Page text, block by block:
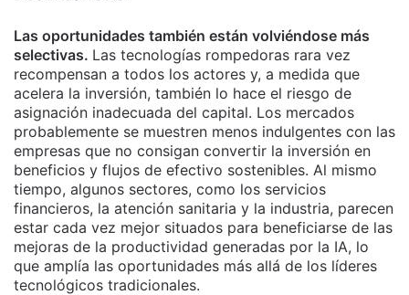
Las oportunidades también están volviéndose más
selectivas. Las tecnologías rompedoras rara vez
recompensan a todos los actores y, a medida que
acelera la inversión, también lo hace el riesgo de
asignación inadecuada del capital. Los mercados
probablemente se muestren menos indulgentes con las
empresas que no consigan convertir la inversión en
beneficios y flujos de efectivo sostenibles. Al mismo
tiempo, algunos sectores, como los servicios
financieros, la atención sanitaria y la industria, parecen
estar cada vez mejor situados para beneficiarse de las
mejoras de la productividad generadas por la IA, lo
que amplía las oportunidades más allá de los líderes
tecnológicos tradicionales.